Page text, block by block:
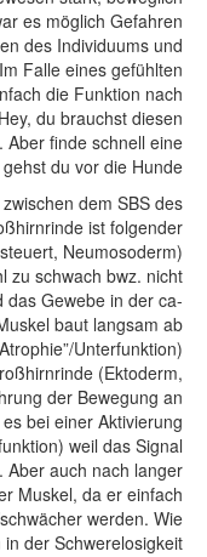
es möglich Gefahren
des Individuums und
Falle eines gefühlten
die Funktion nach
du brauchst diesen
Aber finde schnell eine
du vor die Hunde”!
dem SBS des
ist folgender:
Neumosoderm)
zu schwach bwz. nicht
das Gewebe in der ca-
baut langsam ab
Unterfunktion).
(Ektoderm,
der Bewegung an
bei einer Aktivierung
weil das Signal
Aber auch nach langer
Muskel, da er einfach
werden. Wie
der Schwerelosigkeit.